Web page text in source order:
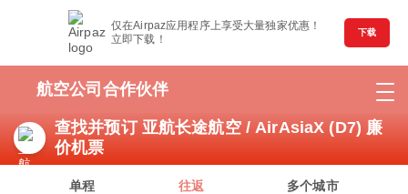
仅在Airpaz应用程序上享受大量独家优惠！
立即下载！
下载
航空公司合作伙伴
查找并预订 亚航长途航空 / AirAsiaX (D7) 廉
价机票
单程 往返 多个城市